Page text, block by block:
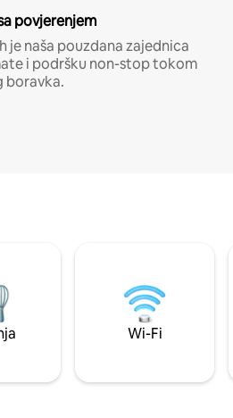
povjerenjem
je naša pouzdana zajednica
i podršku non-stop tokom
boravka.
Wi-Fi